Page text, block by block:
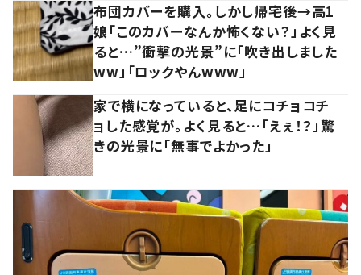
布団カバーを購入。しかし帰宅後→高1
娘「このカバーなんか怖くない？」よく見
ると…”衝撃の光景”に「吹き出しました
ww」「ロックやんwww」
家で横になっていると、足にコチョコチ
ョした感覚が。よく見ると…「えぇ！？」驚
きの光景に「無事でよかった」